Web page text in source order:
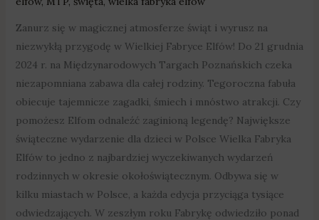
Zanurz się w magicznej atmosferze świąt i wyrusz na
niezwykłą przygodę w Wielkiej Fabryce Elfów! Do 21 grudnia
2024 r. na Międzynarodowych Targach Poznańskich czeka
niezapomniana zabawa dla całej rodziny. Tegoroczna fabuła
obiecuje tajemnicze zagadki, śmiech i mnóstwo atrakcji. Czy
pomożesz Elfom odnaleźć zaginioną legendę? Największe
świąteczne wydarzenie dla dzieci w Polsce Wielka Fabryka
Elfów to jedno z najbardziej wyczekiwanych wydarzeń
rodzinnych w okresie okołoświątecznym. Odbywa się w
kilku miastach w Polsce, a każda edycja przyciąga tysiące
odwiedzających. W zeszłym roku Fabrykę odwiedziło ponad